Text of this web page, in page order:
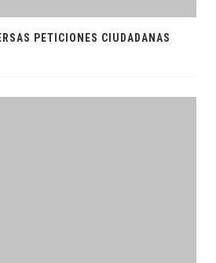
PETICIONES CIUDADANAS